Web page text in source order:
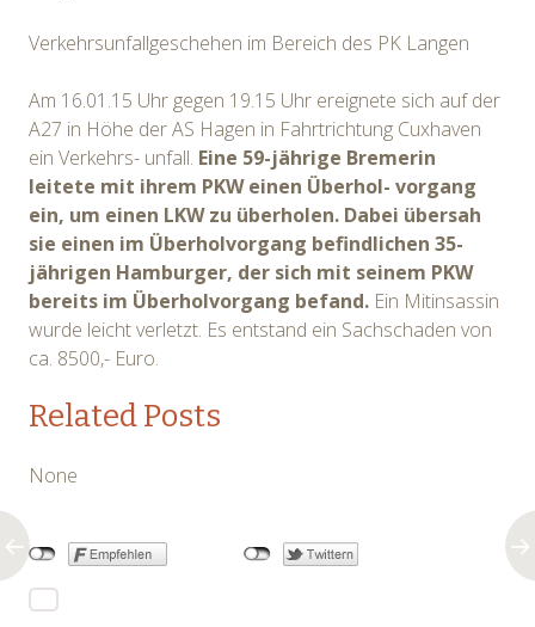
Verkehrsunfallgeschehen im Bereich des PK Langen
Am 16.01.15 Uhr gegen 19.15 Uhr ereignete sich auf der
A27 in Höhe der AS Hagen in Fahrtrichtung Cuxhaven
ein Verkehrs- unfall. Eine 59-jährige Bremerin
leitete mit ihrem PKW einen Überhol- vorgang
ein, um einen LKW zu überholen. Dabei übersah
sie einen im Überholvorgang befindlichen 35-
jährigen Hamburger, der sich mit seinem PKW
bereits im Überholvorgang befand. Ein Mitinsassin
wurde leicht verletzt. Es entstand ein Sachschaden von
ca. 8500,- Euro.
Related Posts
None